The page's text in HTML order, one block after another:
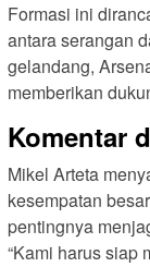
Formasi ini
antara serangan
gelandang,
memberikan
Komentar
Mikel Arteta
kesempatan
pentingnya
“Kami harus siap